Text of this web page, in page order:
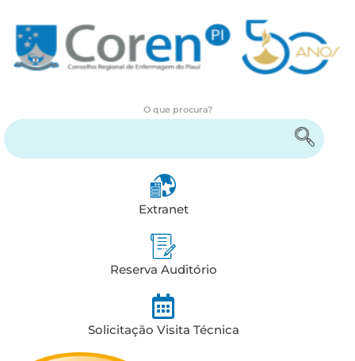
O que procura?
Extranet
Reserva Auditório
Solicitação Visita Técnica